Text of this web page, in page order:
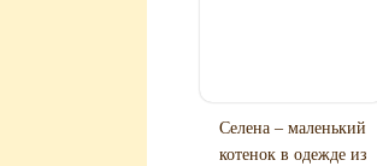
Селена – маленький
котенок в одежде из